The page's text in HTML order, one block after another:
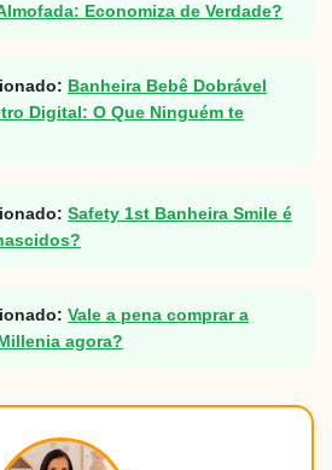
Economiza de Verdade?
Banheira Bebê Dobrável
Digital: O Que Ninguém te
Safety 1st Banheira Smile é
Vale a pena comprar a
agora?